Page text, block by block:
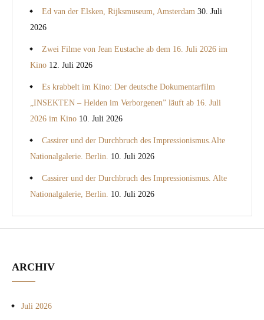
Ed van der Elsken, Rijksmuseum, Amsterdam 30. Juli
2026
Zwei Filme von Jean Eustache ab dem 16. Juli 2026 im
Kino 12. Juli 2026
Es krabbelt im Kino: Der deutsche Dokumentarfilm
„INSEKTEN – Helden im Verborgenen” läuft ab 16. Juli
2026 im Kino 10. Juli 2026
Cassirer und der Durchbruch des Impressionismus.Alte
Nationalgalerie. Berlin. 10. Juli 2026
Cassirer und der Durchbruch des Impressionismus. Alte
Nationalgalerie, Berlin. 10. Juli 2026
ARCHIV
Juli 2026